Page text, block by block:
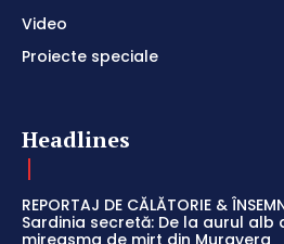
Video
Proiecte speciale
Headlines
REPORTAJ DE CĂLĂTORIE &
Sardinia secretă: De la aurul alb
mireasma de mirt din Muravera